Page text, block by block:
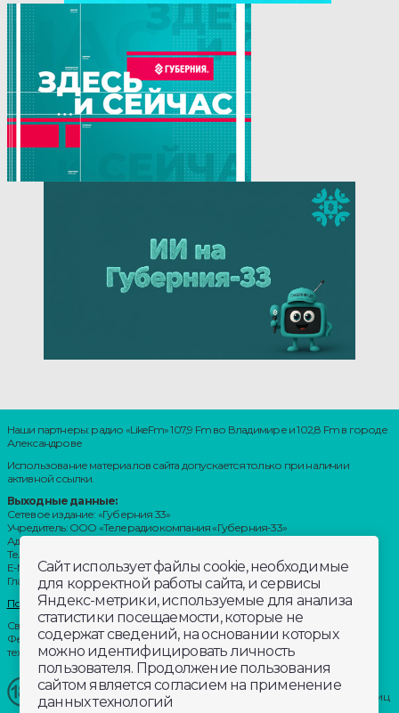
Наши партнеры: радио «LikeFm» 107,9 Fm во Владимире и 102,8 Fm в городе
Александрове
Использование материалов сайта допускается только при наличии
активной ссылки.
Выходные данные:
Сетевое издание: «Губерния 33»
Учредитель: ООО «Телерадиокомпания «Губерния-33»
Адрес: Воронцовский переулок, д.4.г. Владимир, 600000
Телефон: 8 (4922) 36-20-36.
E-Mail: news@trc33.ru
Главный редактор: Шилова Анастасия Олеговна.
Политика обработки Персональных данных
Свидетельство о регистрации СМИ: ЭЛ № ФС 77-60769, выдано 11.02.2015
Федеральной службой по надзору в сфере связи, информационных
технологий и массовых коммуникаций (Роскомнадзор)
Внимание!Отдельные материалы, размещенные на настоящем
сайте, могут содержать информацию, не предназначенную для лиц
младше этого возраста.
Сайт использует файлы cookie, необходимые
для корректной работы сайта, и сервисы
Яндекс-метрики, используемые для анализа
статистики посещаемости, которые не
содержат сведений, на основании которых
можно идентифицировать личность
пользователя. Продолжение пользования
сайтом является согласием на применение
данных технологий